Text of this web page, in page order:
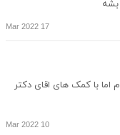
بشه
17 Mar 2022
اما با کمک های اقای دکتر
10 Mar 2022